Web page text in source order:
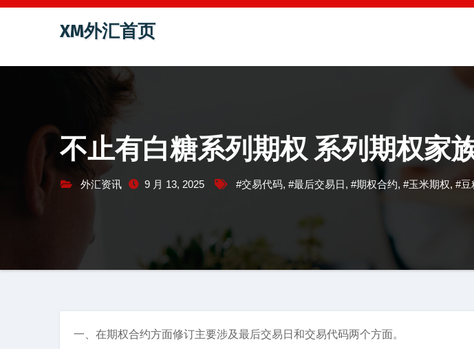
跳
容
XM外汇首页
不止有白糖系列期权 系列期权家
外汇资讯 9 月 13, 2025 #交易代码, #最后交易日, #期权合约, #玉米期权, #豆
一、在期权合约方面修订主要涉及最后交易日和交易代码两个方面。